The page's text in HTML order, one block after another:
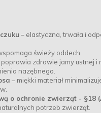
– elastyczna, trwała i
świeży oddech.
poprawia zdrowie jamy ustnej i
nazębnego.
– miękki materiał
o ochronie zwierząt - §18
potrzeb zwierząt.